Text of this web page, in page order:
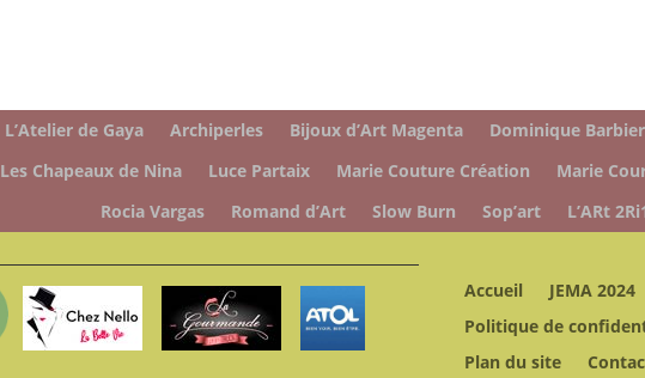
L’Atelier de Gaya Archiperles Bijoux d’Art Magenta Dominique Barbier
Les Chapeaux de Nina Luce Partaix Marie Couture Création Marie
Rocia Vargas
Romand d’Art Slow Burn Sop’art L’ARt
Accueil JEMA 2024
Politique de
Plan du site